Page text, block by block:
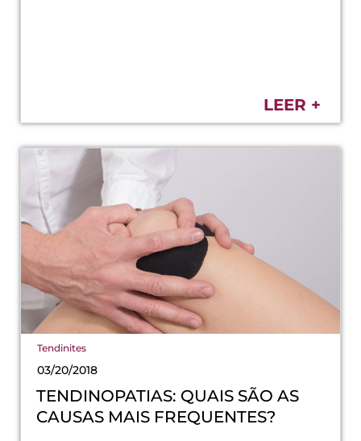
LEER +
Tendinites
03/20/2018
TENDINOPATIAS: QUAIS SÃO AS
CAUSAS MAIS FREQUENTES?